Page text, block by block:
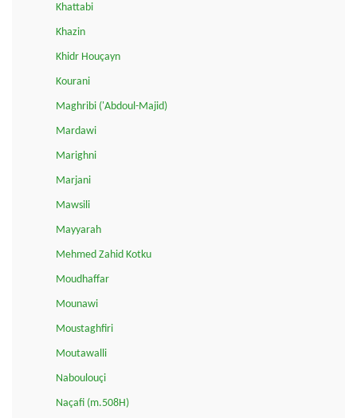
Khattabi
Khazin
Khidr Houçayn
Kourani
Maghribi ('Abdoul-Majid)
Mardawi
Marighni
Marjani
Mawsili
Mayyarah
Mehmed Zahid Kotku
Moudhaffar
Mounawi
Moustaghfiri
Moutawalli
Naboulouçi
Naçafi (m.508H)